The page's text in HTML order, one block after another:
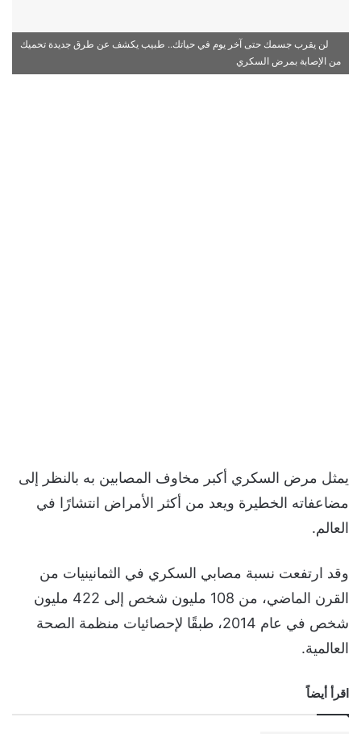
لن يقرب جسمك حتى آخر يوم في حياتك.. طبيب يكشف عن طرق جديدة تحميك
من الإصابة بمرض السكري
يمثل مرض السكري أكبر مخاوف المصابين به بالنظر إلى
مضاعفاته الخطيرة ويعد من أكثر الأمراض انتشارًا في
العالم.
وقد ارتفعت نسبة مصابي السكري في الثمانينيات من
القرن الماضي، من 108 مليون شخص إلى 422 مليون
شخص في عام 2014، طبقًا لإحصائيات منظمة الصحة
العالمية.
اقرأ أيضاً